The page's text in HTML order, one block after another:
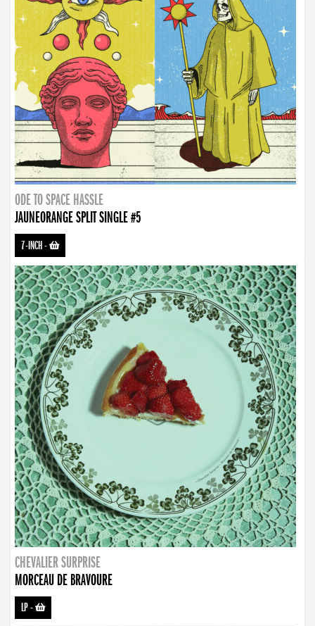
ODE TO SPACE HASSLE
JAUNEORANGE SPLIT SINGLE #5
7-INCH-
CHEVALIER SURPRISE
MORCEAU DE BRAVOURE
LP-